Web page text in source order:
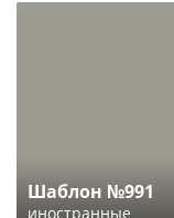
Шаблон №991
иностранные